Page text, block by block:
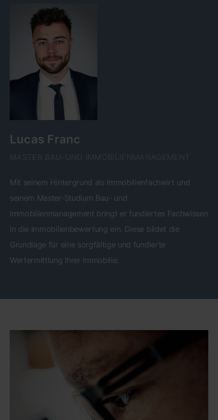
Lucas Franc
Mit seinem Hintergrund als Immobilienfachwirt und
seinem Master-Studium Bau- und
Immobilienmanagement bringt er fundiertes Fachwissen
in die Immobilienbewertung ein. Diese bildet die
Grundlage für eine sorgfältige und fundierte
Wertermittlung Ihrer Immobilie.